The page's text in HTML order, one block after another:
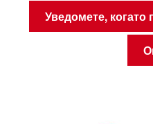
Уведомете, когато